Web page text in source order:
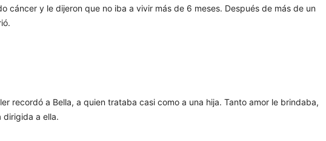
cáncer y le dijeron que no iba a vivir más de 6 meses. Después de más de un
recordó a Bella, a quien trataba casi como a una hija. Tanto amor le brindaba,
dirigida a ella.